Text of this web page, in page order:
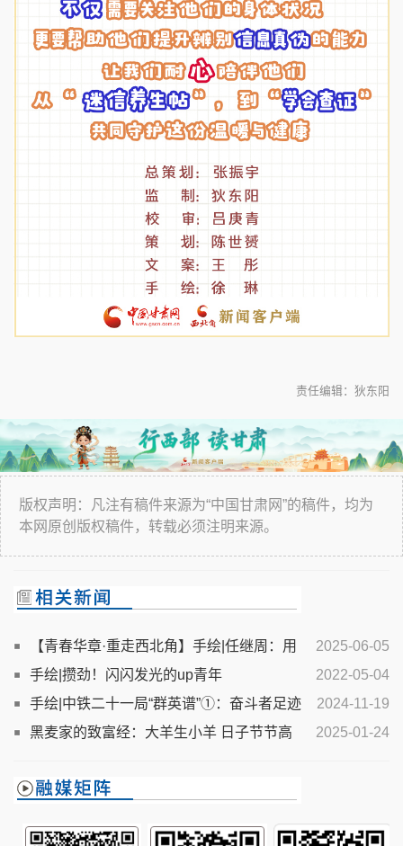
责任编辑：狄东阳
版权声明：凡注有稿件来源为“中国甘肃网”的稿件，均为
本网原创版权稿件，转载必须注明来源。
2025-06-05
【青春华章·重走西北角】手绘|任继周：用
一生书写与草原的不解之缘
2022-05-04
手绘|攒劲！闪闪发光的up青年
2024-11-19
手绘|中铁二十一局“群英谱”①：奋斗者足迹
铺就万里繁花路
2025-01-24
黑麦家的致富经：大羊生小羊 日子节节高